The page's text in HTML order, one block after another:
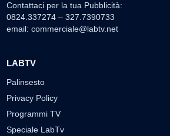
Contattaci per la tua Pubblicità:
0824.337274 – 327.7390733
email: commerciale@labtv.net
LABTV
Palinsesto
Privacy Policy
Programmi TV
Speciale LabTv